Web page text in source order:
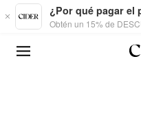
Skip to main content
¿Por qué pagar el
Obtén un 15% de